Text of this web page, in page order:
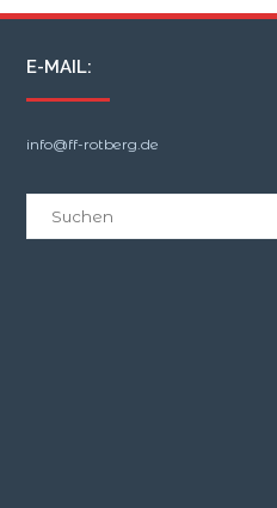
E-MAIL:
info@ff-rotberg.de